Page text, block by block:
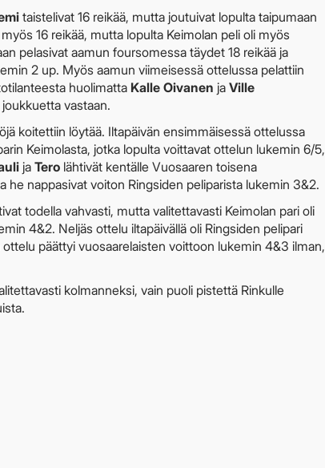
taistelivat 16 reikää, mutta joutuivat lopulta taipumaan
16 reikää, mutta lopulta Keimolan peli oli myös
pelasivat aamun foursomessa täydet 18 reikää ja
2 up. Myös aamun viimeisessä ottelussa pelattiin
huolimatta Kalle Oivanen ja Ville
vastaan.
koitettiin löytää. Iltapäivän ensimmäisessä ottelussa
Keimolasta, jotka lopulta voittavat ottelun lukemin 6/5,
ja Tero lähtivät kentälle Vuosaaren toisena
he nappasivat voiton Ringsiden peliparista lukemin 3&2.
todella vahvasti, mutta valitettavasti Keimolan pari oli
4&2. Neljäs ottelu iltapäivällä oli Ringsiden pelipari
ottelu päättyi vuosaarelaisten voittoon lukemin 4&3 ilman,
kolmanneksi, vain puoli pistettä Rinkulle